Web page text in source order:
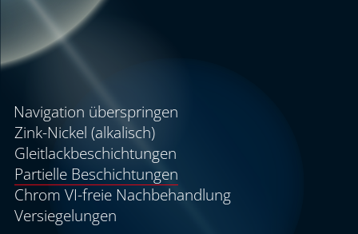
Navigation überspringen
Zink-Nickel (alkalisch)
Gleitlackbeschichtungen
Partielle Beschichtungen
Chrom VI-freie Nachbehandlung
Versiegelungen